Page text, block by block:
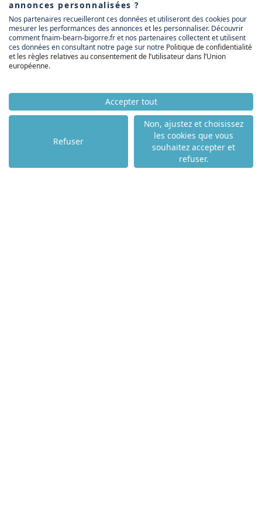
ACCUEIL
ACHETER
LOUER
VENDRE
NOS ACTUALITÉS
NOS COMPÉTENCES
NOTRE TOP VILLE
annonces personnalisées ?
Nos partenaires recueilleront ces données et utiliseront des cookies pour
mesurer les performances des annonces et les personnaliser. Découvrir
comment fnaim-bearn-bigorre.fr et nos partenaires collectent et utilisent
ces données en consultant notre page sur notre Politique de confidentialité
et les règles relatives au consentement de l’utilisateur dans l’Union
européenne.
Accepter tout
Refuser
Non, ajustez et choisissez
les cookies que vous
souhaitez accepter et
refuser.